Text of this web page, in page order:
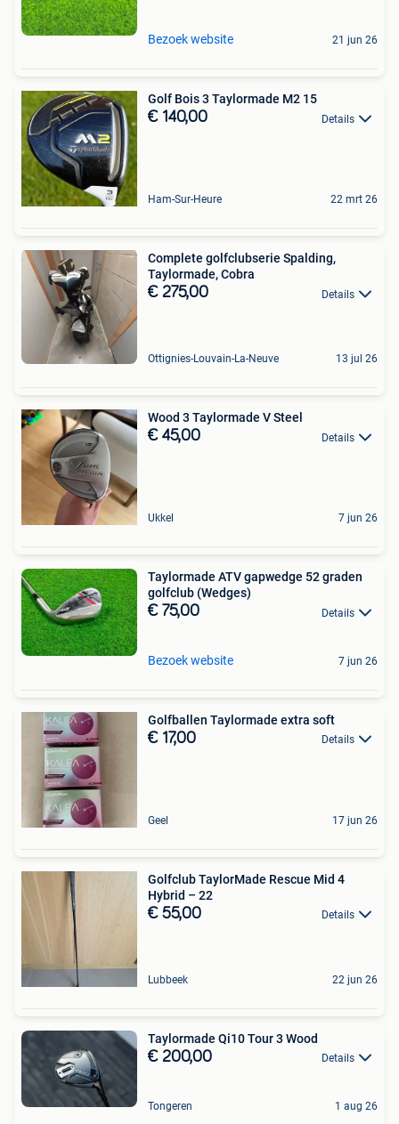
Bezoek website 21 jun 26
Golf Bois 3 Taylormade M2 15
€ 140,00 Details
Ham-Sur-Heure 22 mrt 26
Complete golfclubserie Spalding,
Taylormade, Cobra
€ 275,00 Details
Ottignies-Louvain-La-Neuve 13 jul 26
Wood 3 Taylormade V Steel
€ 45,00 Details
Ukkel 7 jun 26
Taylormade ATV gapwedge 52 graden
golfclub (Wedges)
€ 75,00 Details
Bezoek website 7 jun 26
Golfballen Taylormade extra soft
€ 17,00 Details
Geel 17 jun 26
Golfclub TaylorMade Rescue Mid 4
Hybrid – 22
€ 55,00 Details
Lubbeek 22 jun 26
Taylormade Qi10 Tour 3 Wood
€ 200,00 Details
Tongeren 1 aug 26